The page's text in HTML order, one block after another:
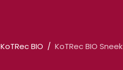
KoTRec BIO KoTRec BIO Sneek